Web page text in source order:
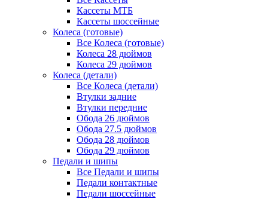
Кассеты МТБ
Кассеты шоссейные
Колеса (готовые)
Все Колеса (готовые)
Колеса 28 дюймов
Колеса 29 дюймов
Колеса (детали)
Все Колеса (детали)
Втулки задние
Втулки передние
Обода 26 дюймов
Обода 27.5 дюймов
Обода 28 дюймов
Обода 29 дюймов
Педали и шипы
Все Педали и шипы
Педали контактные
Педали шоссейные